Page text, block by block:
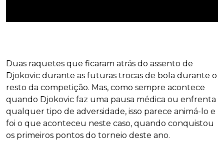
Duas raquetes que ficaram atrás do assento de
Djokovic durante as futuras trocas de bola durante o
resto da competição. Mas, como sempre acontece
quando Djokovic faz uma pausa médica ou enfrenta
qualquer tipo de adversidade, isso parece animá-lo e
foi o que aconteceu neste caso, quando conquistou
os primeiros pontos do torneio deste ano.